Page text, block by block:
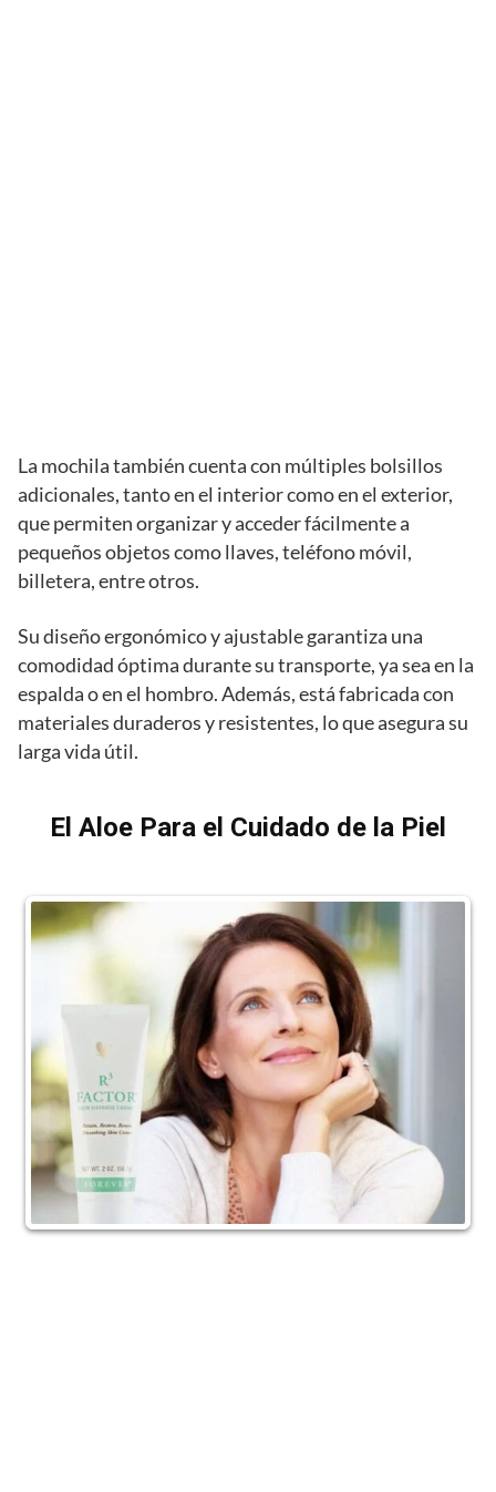
La mochila también cuenta con múltiples bolsillos
adicionales, tanto en el interior como en el exterior,
que permiten organizar y acceder fácilmente a
pequeños objetos como llaves, teléfono móvil,
billetera, entre otros.
Su diseño ergonómico y ajustable garantiza una
comodidad óptima durante su transporte, ya sea en la
espalda o en el hombro. Además, está fabricada con
materiales duraderos y resistentes, lo que asegura su
larga vida útil.
El Aloe Para el Cuidado de la Piel